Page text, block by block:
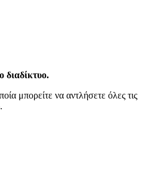
διαδίκτυο.
μπορείτε να αντλήσετε όλες τις